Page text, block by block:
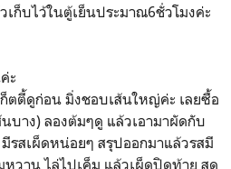
ก็บไว้ในตู้เย็นประมาณ6ชั่วโมงค่ะ
ะ
ตตี้ดูก่อน มิ่งชอบเส้นใหญ่ค่ะ เลยซื้อ
บาง) ลองต้มๆดู แล้วเอามาผัดกับ
รสเผ็ดหน่อยๆ สรุปออกมาแล้วรสมี
วาน ไล่ไปเค็ม แล้วเผ็ดปิดท้าย สุด